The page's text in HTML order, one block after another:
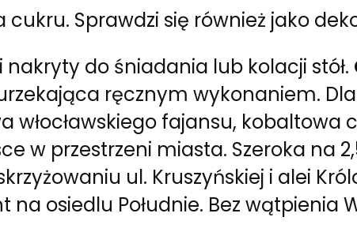
Sprawdzi się również jako
do śniadania lub kolacji stół.
ręcznym wykonaniem.
włocławskiego fajansu, kobaltowa
w przestrzeni miasta. Szeroka na
ul. Kruszyńskiej i alei
osiedlu Południe. Bez wątpienia